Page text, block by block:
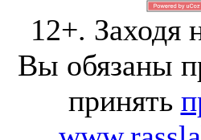
12+. Заходя
Вы обязаны
принять